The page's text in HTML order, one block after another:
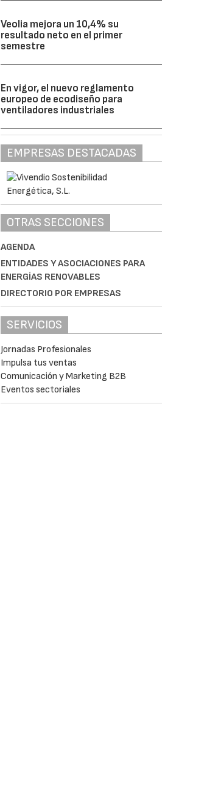
Veolia mejora un 10,4% su
resultado neto en el primer
semestre
En vigor, el nuevo reglamento
europeo de ecodiseño para
ventiladores industriales
EMPRESAS DESTACADAS
OTRAS SECCIONES
AGENDA
ENTIDADES Y ASOCIACIONES PARA
ENERGÍAS RENOVABLES
DIRECTORIO POR EMPRESAS
SERVICIOS
Jornadas Profesionales
Impulsa tus ventas
Comunicación y Marketing B2B
Eventos sectoriales